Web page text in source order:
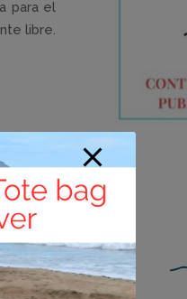
para el
libre.
todo el
de
junio y